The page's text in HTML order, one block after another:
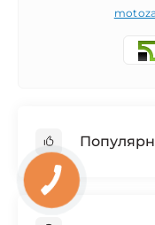
Запчасти на
Запчасти на